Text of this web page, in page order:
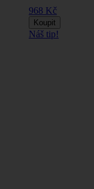
968 Kč
Koupit
Náš tip!